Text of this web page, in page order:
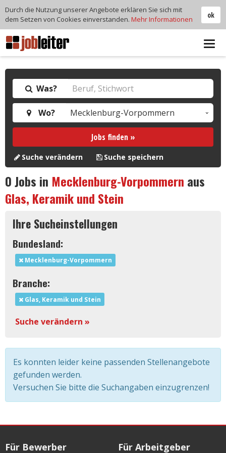
Was?
Wo?
Jobs finden »
Suche verändern Suche speichern
0Jobs in Mecklenburg-Vorpommern aus
Glas, Keramik und Stein
Ihre Sucheinstellungen
Bundesland:
Mecklenburg-Vorpommern
Branche:
Glas, Keramik und Stein
Suche verändern »
Es konnten leider keine passenden Stellenangebote
gefunden werden.
Versuchen Sie bitte die Suchangaben einzugrenzen!
Für Bewerber Für Arbeitgeber
ok
Durch die Nutzung unserer Angebote erklären Sie sich mit
dem Setzen von Cookies einverstanden. Mehr Informationen